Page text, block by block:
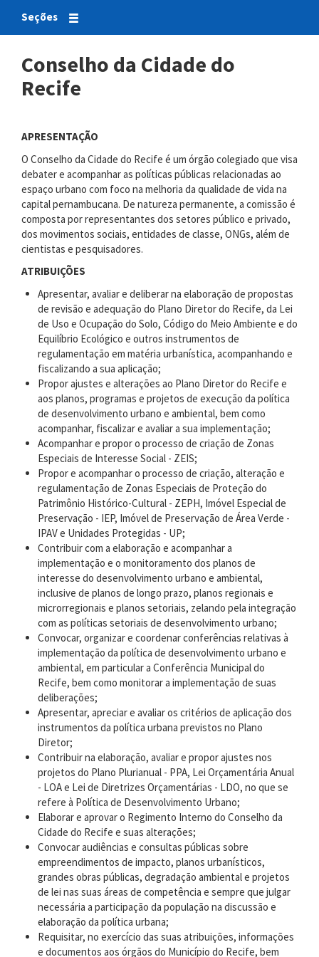
Seções
Conselho da Cidade do
Recife
APRESENTAÇÃO
O Conselho da Cidade do Recife é um órgão colegiado que visa
debater e acompanhar as políticas públicas relacionadas ao
espaço urbano com foco na melhoria da qualidade de vida na
capital pernambucana. De natureza permanente, a comissão é
composta por representantes dos setores público e privado,
dos movimentos sociais, entidades de classe, ONGs, além de
cientistas e pesquisadores.
ATRIBUIÇÕES
Apresentar, avaliar e deliberar na elaboração de propostas
de revisão e adequação do Plano Diretor do Recife, da Lei
de Uso e Ocupação do Solo, Código do Meio Ambiente e do
Equilíbrio Ecológico e outros instrumentos de
regulamentação em matéria urbanística, acompanhando e
fiscalizando a sua aplicação;
Propor ajustes e alterações ao Plano Diretor do Recife e
aos planos, programas e projetos de execução da política
de desenvolvimento urbano e ambiental, bem como
acompanhar, fiscalizar e avaliar a sua implementação;
Acompanhar e propor o processo de criação de Zonas
Especiais de Interesse Social - ZEIS;
Propor e acompanhar o processo de criação, alteração e
regulamentação de Zonas Especiais de Proteção do
Patrimônio Histórico-Cultural - ZEPH, Imóvel Especial de
Preservação - IEP, Imóvel de Preservação de Área Verde -
IPAV e Unidades Protegidas - UP;
Contribuir com a elaboração e acompanhar a
implementação e o monitoramento dos planos de
interesse do desenvolvimento urbano e ambiental,
inclusive de planos de longo prazo, planos regionais e
microrregionais e planos setoriais, zelando pela integração
com as políticas setoriais de desenvolvimento urbano;
Convocar, organizar e coordenar conferências relativas à
implementação da política de desenvolvimento urbano e
ambiental, em particular a Conferência Municipal do
Recife, bem como monitorar a implementação de suas
deliberações;
Apresentar, apreciar e avaliar os critérios de aplicação dos
instrumentos da política urbana previstos no Plano
Diretor;
Contribuir na elaboração, avaliar e propor ajustes nos
projetos do Plano Plurianual - PPA, Lei Orçamentária Anual
- LOA e Lei de Diretrizes Orçamentárias - LDO, no que se
refere à Política de Desenvolvimento Urbano;
Elaborar e aprovar o Regimento Interno do Conselho da
Cidade do Recife e suas alterações;
Convocar audiências e consultas públicas sobre
empreendimentos de impacto, planos urbanísticos,
grandes obras públicas, degradação ambiental e projetos
de lei nas suas áreas de competência e sempre que julgar
necessária a participação da população na discussão e
elaboração da política urbana;
Requisitar, no exercício das suas atribuições, informações
e documentos aos órgãos do Município do Recife, bem